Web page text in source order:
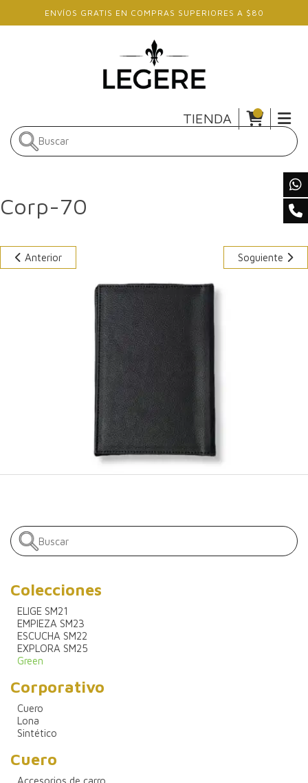
Skip to main content
ENVÍOS GRATIS EN COMPRAS SUPERIORES A $80
TIENDA
Corp-70
Anterior Soguiente
Colecciones
ELIGE SM21
EMPIEZA SM23
ESCUCHA SM22
EXPLORA SM25
Green
Corporativo
Cuero
Lona
Sintético
Cuero